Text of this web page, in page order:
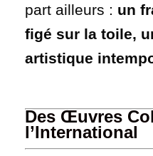
part ailleurs : un
figé sur la toile,
artistique
Des Œuvres
l’International